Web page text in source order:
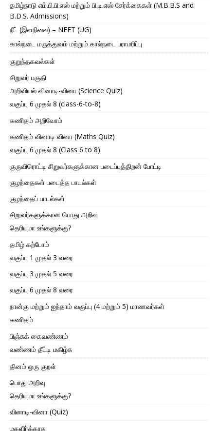
தமிழ்நாடு எம்.பி.பி.எஸ் மற்றும் பி.டி.எஸ் சேர்க்கைகள் (M.B.B.S and
B.D.S. Admissions)
நீட் (இளநிலை) – NEET (UG)
கால்நடை மருத்துவம் மற்றும் கால்நடை பராமரிப்பு
குறுந்தகவல்கள்
சிறுவர் பகுதி
அறிவியல் வினாடி-வினா (Science Quiz)
வகுப்பு 6 முதல் 8 (class-6-to-8)
கணிதம் அறிவோம்
கணிதம் வினாடி வினா (Maths Quiz)
வகுப்பு 6 முதல் 8 (Class 6 to 8)
குருவிரொட்டி சிறுவர்களுக்கான படைப்புத்திறன் போட்டி
குழந்தைகள் படைத்த பாடல்கள்
குழந்தைப் பாடல்கள்
சிறுவர்களுக்கான பொது அறிவு
தெரியுமா உங்களுக்கு?
தமிழ் கற்போம்
வகுப்பு 1 முதல் 3 வரை
வகுப்பு 3 முதல் 5 வரை
வகுப்பு 6 முதல் 8 வரை
நான்கு மற்றும் ஐந்தாம் வகுப்பு (4 மற்றும் 5) மாணவர்கள்
கணிதம்
பிஞ்சுக் கைவண்ணம்
வண்ணம் தீட்டி மகிழ்க
தினம் ஒரு குறள்
பொது அறிவு
தெரியுமா உங்களுக்கு?
வினாடி-வினா (Quiz)
மகளிர்க்காக